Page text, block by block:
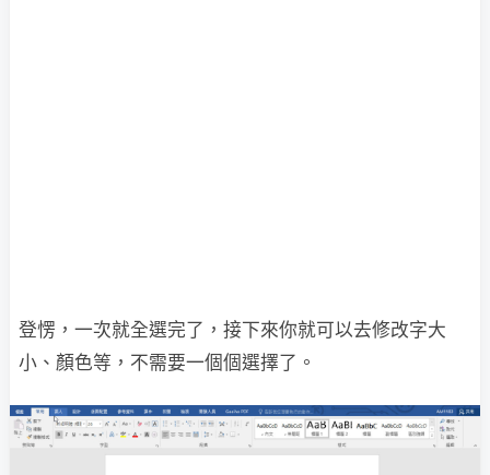
登愣，一次就全選完了，接下來你就可以去修改字大
小、顏色等，不需要一個個選擇了。